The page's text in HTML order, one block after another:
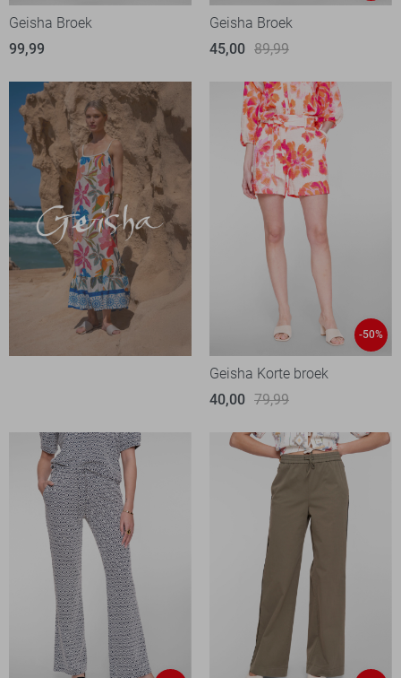
Geisha Broek
99,99
Geisha Broek
45,00 89,99
-50%
Geisha Korte broek
40,00 79,99